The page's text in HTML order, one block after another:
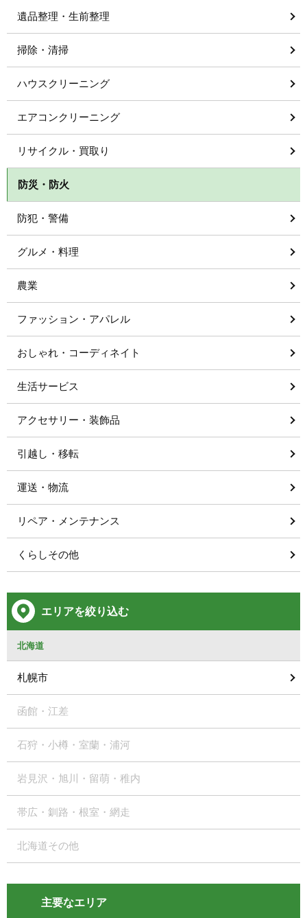
遺品整理・生前整理
掃除・清掃
ハウスクリーニング
エアコンクリーニング
リサイクル・買取り
防災・防火
防犯・警備
グルメ・料理
農業
ファッション・アパレル
おしゃれ・コーディネイト
生活サービス
アクセサリー・装飾品
引越し・移転
運送・物流
リペア・メンテナンス
くらしその他
エリアを絞り込む
北海道
札幌市
函館・江差
石狩・小樽・室蘭・浦河
岩見沢・旭川・留萌・稚内
帯広・釧路・根室・網走
北海道その他
主要なエリア